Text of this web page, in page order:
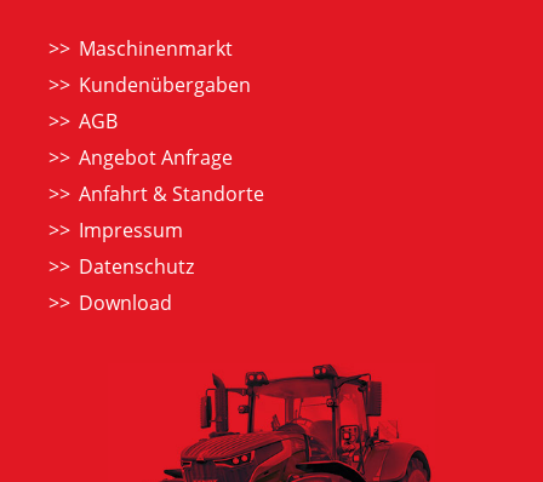
Maschinenmarkt
Kundenübergaben
AGB
Angebot Anfrage
Anfahrt & Standorte
Impressum
Datenschutz
Download